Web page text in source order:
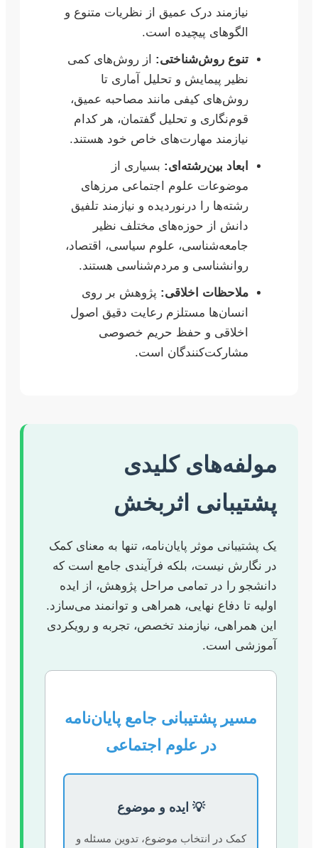
نیازمند درک عمیق از نظریات متنوع و
الگوهای پیچیده است.
تنوع روش‌شناختی: از روش‌های کمی
نظیر پیمایش و تحلیل آماری تا
روش‌های کیفی مانند مصاحبه عمیق،
قوم‌نگاری و تحلیل گفتمان، هر کدام
نیازمند مهارت‌های خاص خود هستند.
ابعاد بین‌رشته‌ای:بسیاری از
موضوعات علوم اجتماعی مرزهای
رشته‌ها را درنوردیده و نیازمند تلفیق
دانش از حوزه‌های مختلف نظیر
جامعه‌شناسی، علوم سیاسی، اقتصاد،
روانشناسی و مردم‌شناسی هستند.
ملاحظات اخلاقی: پژوهش بر روی
انسان‌ها مستلزم رعایت دقیق اصول
اخلاقی و حفظ حریم خصوصی
مشارکت‌کنندگان است.
مولفه‌های کلیدی
پشتیبانی اثربخش
یک پشتیبانی موثر پایان‌نامه، تنها به معنای کمک
در نگارش نیست، بلکه فرآیندی جامع است که
دانشجو را در تمامی مراحل پژوهش، از ایده
اولیه تا دفاع نهایی، همراهی و توانمند می‌سازد.
این همراهی، نیازمند تخصص، تجربه و رویکردی
آموزشی است.
مسیر پشتیبانی جامع پایان‌نامه
در علوم اجتماعی
💡 ایده و موضوع
کمک در انتخاب موضوع، تدوین مسئله و